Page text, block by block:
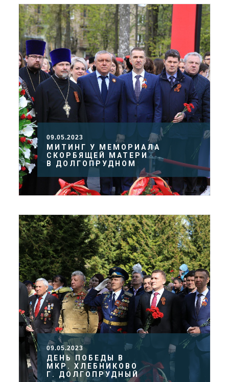
09.05.2023
МИТИНГ У МЕМОРИАЛА
СКОРБЯЩЕЙ МАТЕРИ
В ДОЛГОПРУДНОМ
09.05.2023
ДЕНЬ ПОБЕДЫ В
МКР. ХЛЕБНИКОВО
Г. ДОЛГОПРУДНЫЙ